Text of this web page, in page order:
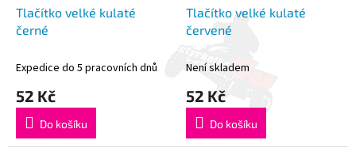
Tlačítko velké kulaté
černé
Expedice do 5 pracovních dnů
52 Kč
Do košíku
Tlačítko velké kulaté
červené
Není skladem
52 Kč
Do košíku